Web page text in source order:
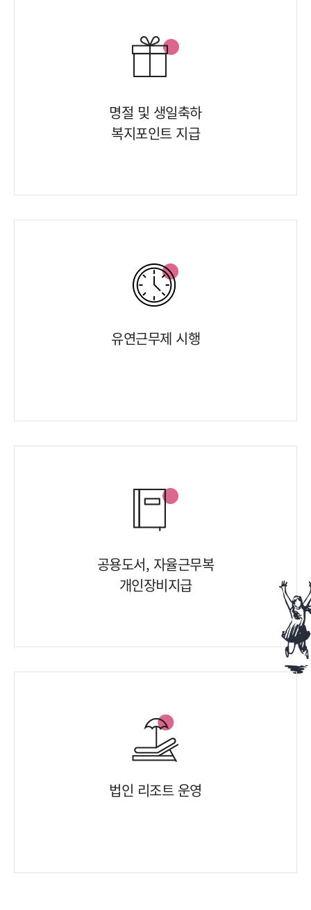
명절 및 생일축하
복지포인트 지급
유연근무제 시행
공용도서, 자율근무복
개인장비지급
법인 리조트 운영